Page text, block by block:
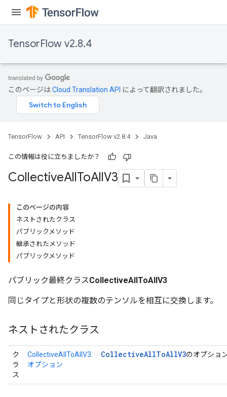
TensorFlow v2.8.4
このページはCloud Translation API によって翻訳されました。
TensorFlow API TensorFlow v2.8.4 Java
この情報は役に立ちましたか？
CollectiveAllToAllV3
このページの内容
ネストされたクラス
パブリックメソッド
継承されたメソッド
パブリックメソッド
パブリック最終クラスCollectiveAllToAllV3
同じタイプと形状の複数のテンソルを相互に交換します。
ネストされたクラス
ク
ラ
ス
CollectiveAllToAllV3.
オプション
CollectiveAllToAllV3のオプショ